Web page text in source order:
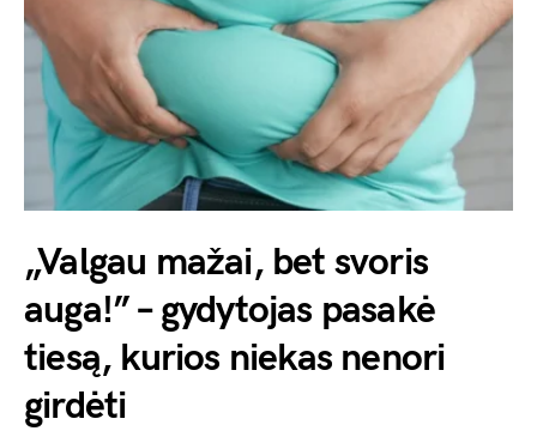
„Valgau mažai, bet svoris
auga!” – gydytojas pasakė
tiesą, kurios niekas nenori
girdėti